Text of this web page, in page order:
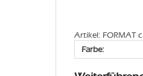
Artikel: FORMAT
Farbe: